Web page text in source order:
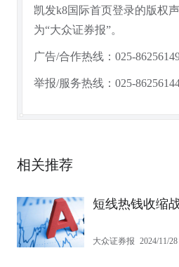
凯发k8国际首页登录的版权
为“大众证券报”。
广告/合作热线：025-
举报/服务热线：025-
相关推荐
短线热钱收缩
大众证券报 2024/11/